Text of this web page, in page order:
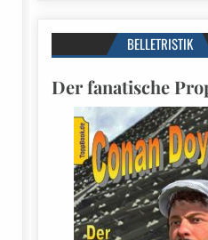
BELLETRISTIK
Der fanatische